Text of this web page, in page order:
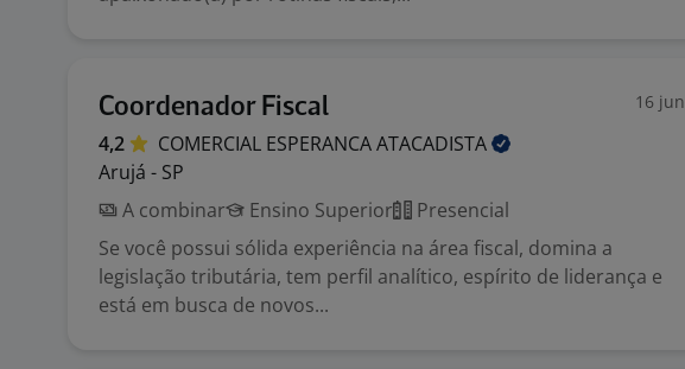
Coordenador Fiscal 16 jun
4,2 COMERCIAL ESPERANCAATACADISTA
Arujá - SP
A combinar
Ensino Superior
Presencial
Se você possui sólida experiência na área fiscal, domina a
legislação tributária, tem perfil analítico, espírito de liderança e
está em busca de novos...